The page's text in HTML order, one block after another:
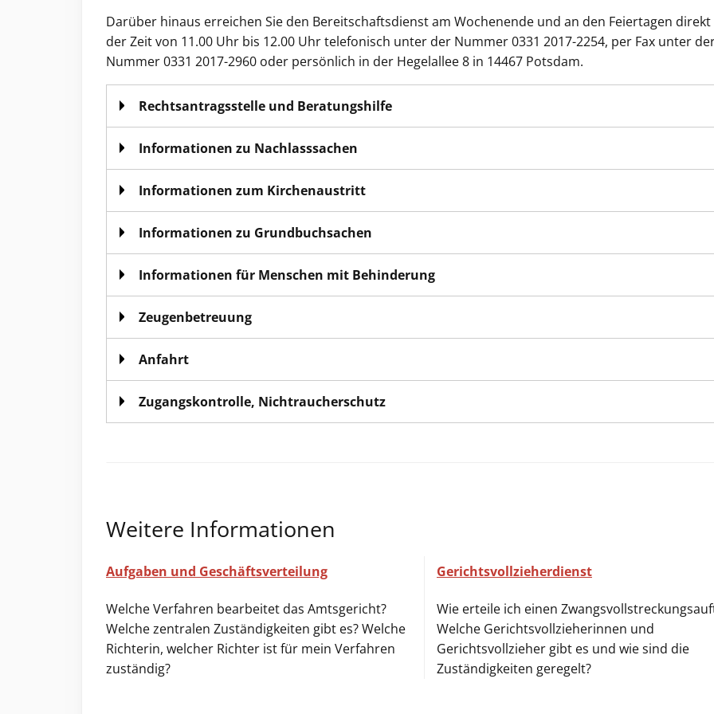
Darüber hinaus erreichen Sie den Bereitschaftsdienst am Wochenende und an den Feiertagen direkt
der Zeit von 11.00 Uhr bis 12.00 Uhr telefonisch unter der Nummer 0331 2017-2254, per Fax unter
Nummer 0331 2017-2960 oder persönlich in der Hegelallee 8 in 14467 Potsdam.
Rechtsantragsstelle und Beratungshilfe
Informationen zu Nachlasssachen
Informationen zum Kirchenaustritt
Informationen zu Grundbuchsachen
Informationen für Menschen mit Behinderung
Zeugenbetreuung
Anfahrt
Zugangskontrolle, Nichtraucherschutz
Weitere Informationen
Aufgaben und Geschäftsverteilung
Welche Verfahren bearbeitet das Amtsgericht?
Welche zentralen Zuständigkeiten gibt es? Welche
Richterin, welcher Richter ist für mein Verfahren
zuständig?
Gerichtsvollzieherdienst
Wie erteile ich einen
Welche Gerichtsvollzieherinnen und
Gerichtsvollzieher gibt es und wie sind die
Zuständigkeiten geregelt?